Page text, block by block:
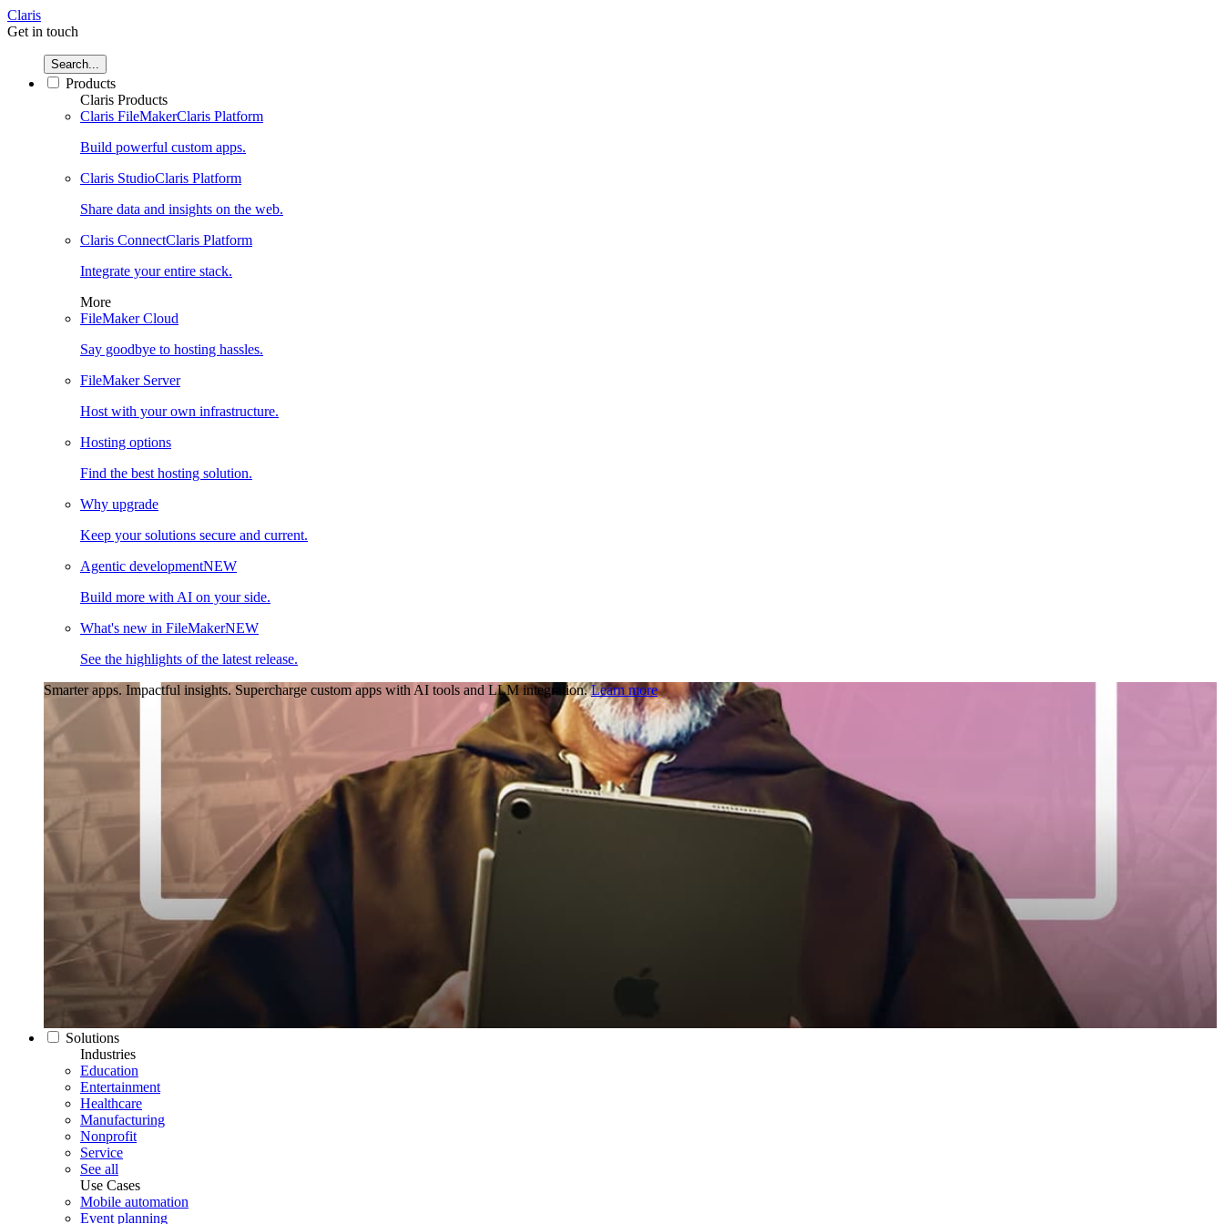
Claris
Get in touch
Search...
Products
Claris Products
Claris FileMakerClaris Platform
Build powerful custom apps.
Claris StudioClaris Platform
Share data and insights on the web.
Claris ConnectClaris Platform
Integrate your entire stack.
More
FileMaker Cloud
Say goodbye to hosting hassles.
FileMaker Server
Host with your own infrastructure.
Hosting options
Find the best hosting solution.
Why upgrade
Keep your solutions secure and current.
Agentic developmentNEW
Build more with AI on your side.
What's new in FileMakerNEW
See the highlights of the latest release.
Smarter apps. Impactful insights. Supercharge custom apps with AI tools and LLM integration. Learn more
Solutions
Industries
Education
Entertainment
Healthcare
Manufacturing
Nonprofit
Service
See all
Use Cases
Mobile automation
Event planning